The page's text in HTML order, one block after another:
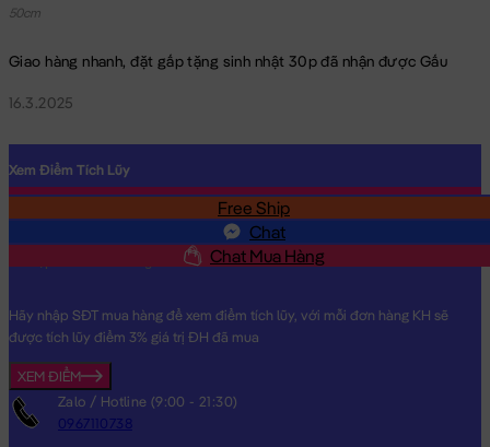
50cm
Giao hàng nhanh, đặt gấp tặng sinh nhật 30p đã nhận được Gấu
16.3.2025
Free Ship
Chat
Chat Mua Hàng
Xem Điểm Tích Lũy
Hãy nhập SĐT mua hàng để xem điểm tích lũy, với mỗi đơn hàng KH sẽ
được tích lũy điểm 3% giá trị ĐH đã mua
XEM ĐIỂM
Zalo / Hotline (9:00 - 21:30)
0967110738